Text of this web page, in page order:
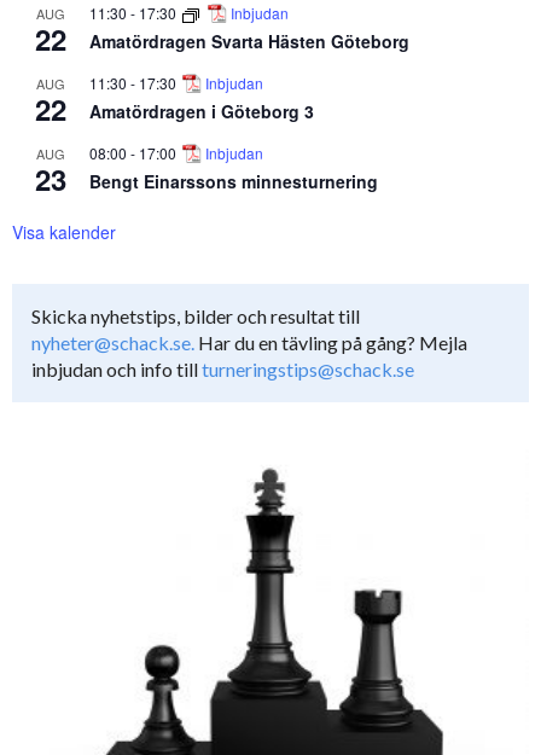
AUG
22
11:30 - 17:30 Inbjudan
Amatördragen Svarta Hästen Göteborg
AUG
22
11:30 - 17:30 Inbjudan
Amatördragen i Göteborg 3
AUG
23
08:00 - 17:00 Inbjudan
Bengt Einarssons minnesturnering
Visa kalender
Skicka nyhetstips, bilder och resultat till
nyheter@schack.se. Har du en tävling på gång? Mejla
inbjudan och info tillturneringstips@schack.se